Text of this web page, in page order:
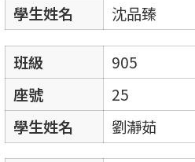
學生姓名
沈品臻
班級
905
座號
25
學生姓名
劉瀞茹